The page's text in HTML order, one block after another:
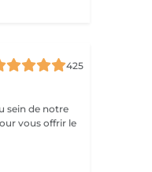
425
sein de notre
vous offrir le